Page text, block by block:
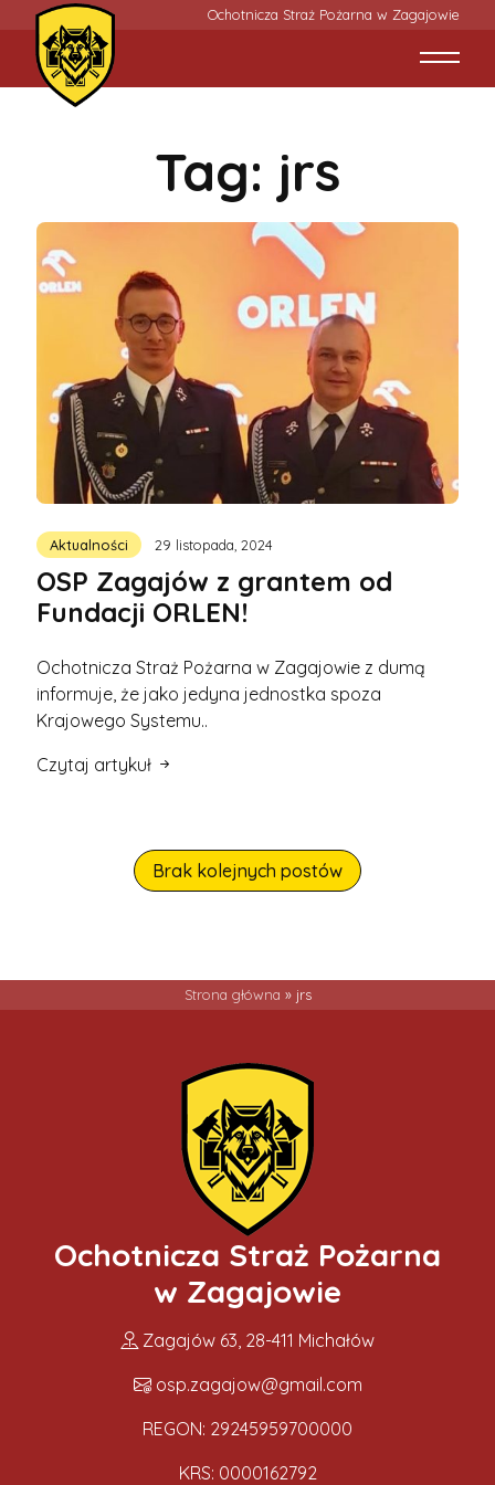
Ochotnicza Straż Pożarna w Zagajowie
Tag: jrs
Aktualności 29 listopada, 2024
OSP Zagajów z grantem od
Fundacji ORLEN!
Ochotnicza Straż Pożarna w Zagajowie z dumą
informuje, że jako jedyna jednostka spoza
Krajowego Systemu..
Czytaj artykuł
Brak kolejnych postów
Strona główna » jrs
Ochotnicza Straż Pożarna
w Zagajowie
Zagajów 63, 28-411 Michałów
osp.zagajow@gmail.com
REGON: 29245959700000
KRS: 0000162792